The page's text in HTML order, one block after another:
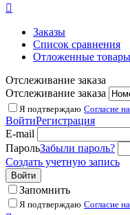

Заказы
Список сравнения
Отложенные товары
Отслеживание заказа
Отслеживание заказа
Я подтверждаю Согласие
ВойтиРегистрация
E-mail
ПарольЗабыли пароль?
Создать учетную запись
Войти
Запомнить
Я подтверждаю Согласие